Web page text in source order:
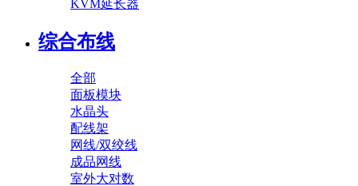
KVM延长器
综合布线
全部
面板模块
水晶头
配线架
网线/双绞线
成品网线
室外大对数